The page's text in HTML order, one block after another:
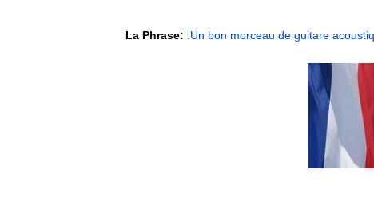
La Phrase: .Un bon morceau de guitare